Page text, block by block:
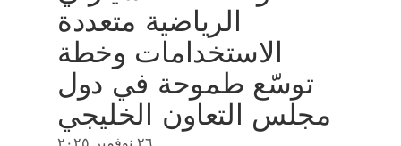
الرياضية متعددة
الاستخدامات وخطة
توسّع طموحة في دول
مجلس التعاون الخليجي